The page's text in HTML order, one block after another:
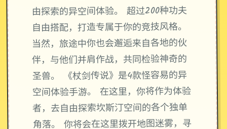
由探索的异空间体验。 超过200种功夫
自由搭配，打造专属于你的竞技风格。
当然，旅途中你也会邂逅来自各地的伙
伴，与他们并肩作战，共同检验神奇的
圣兽。 《杖剑传说》是4款怪容易的异
空间体验手游。 在这里，你将作为体验
者，去自由探索坎斯汀空间的各个独单
角落。 你将会在这里拨开地图迷雾，寻